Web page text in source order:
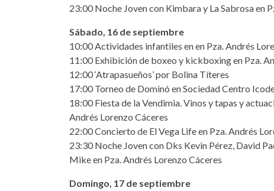
23:00 Noche Joven con Kimbara y La Sabrosa en
Sábado, 16 de septiembre
10:00 Actividades infantiles en en Pza. Andrés
11:00 Exhibición de boxeo y kickboxing en Pza.
12:00 ‘Atrapasueños’ por Bolina Títeres
17:00 Torneo de Dominó en Sociedad Centro
18:00 Fiesta de la Vendimia. Vinos y tapas y
Andrés Lorenzo Cáceres
22:00 Concierto de El Vega Life en Pza. Andrés
23:30 Noche Joven con Dks Kevin Pérez, David
Mike en Pza. Andrés Lorenzo Cáceres
Domingo, 17 de septiembre